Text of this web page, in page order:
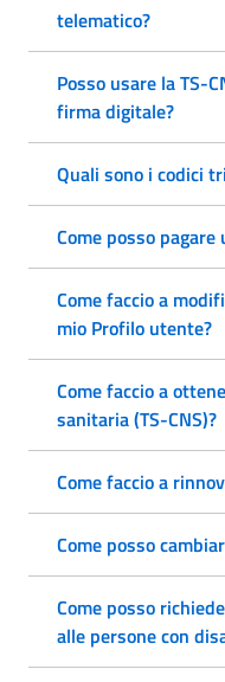
telematico?
Posso usare la TS-
firma digitale?
Quali sono i codici
Come posso pagare
Come faccio a
mio Profilo utente?
Come faccio a
sanitaria (TS-CNS)?
Come faccio a
Come posso
Come posso
alle persone con